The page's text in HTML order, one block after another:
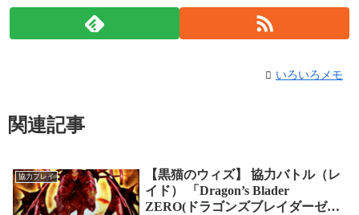
いろいろメモ
関連記事
協力プレイ
【黒猫のウィズ】 協力バトル（レ
イド） 「Dragon’s Blader
ZERO(ドラゴンズブレイダーゼ